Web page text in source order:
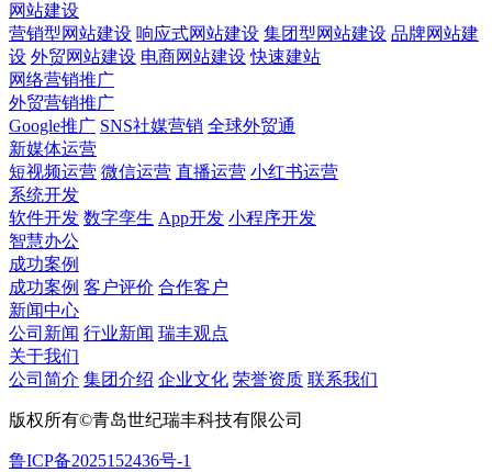
网站建设
营销型网站建设 响应式网站建设 集团型网站建设 品牌网站建
设 外贸网站建设 电商网站建设 快速建站
网络营销推广
外贸营销推广
Google推广 SNS社媒营销 全球外贸通
新媒体运营
短视频运营 微信运营 直播运营 小红书运营
系统开发
软件开发 数字孪生 App开发 小程序开发
智慧办公
成功案例
成功案例 客户评价 合作客户
新闻中心
公司新闻 行业新闻 瑞丰观点
关于我们
公司简介 集团介绍 企业文化 荣誉资质 联系我们
版权所有©青岛世纪瑞丰科技有限公司
鲁ICP备2025152436号-1